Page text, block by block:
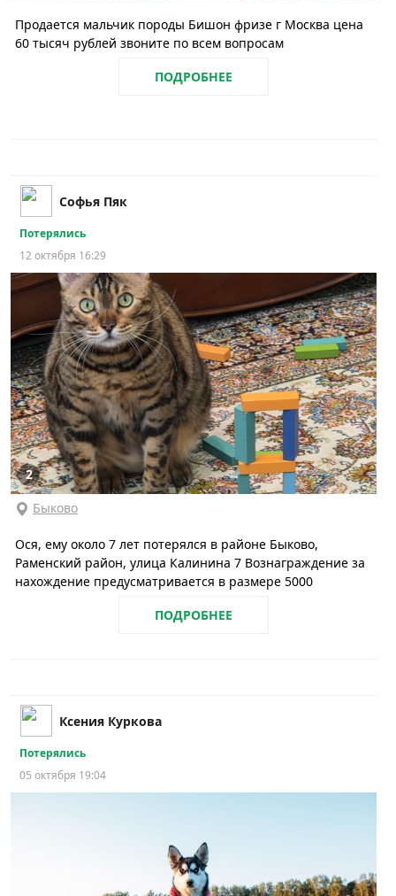
Продается мальчик породы Бишон фризе г Москва цена
60 тысяч рублей звоните по всем вопросам
ПОДРОБНЕЕ
Софья Пяк
Потерялись
12 октября 16:29
2
Быково
Ося, ему около 7 лет потерялся в районе Быково,
Раменский район, улица Калинина 7 Вознаграждение за
нахождение предусматривается в размере 5000
ПОДРОБНЕЕ
Ксения Куркова
Потерялись
05 октября 19:04